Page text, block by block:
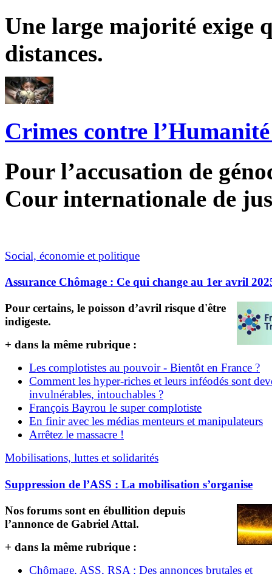
Une large majorité exige
distances.
Crimes contre
Pour l’accusation de
Cour internationale de
Social, économie et politique
Assurance Chômage : Ce qui change au 1er avril
Pour certains, le poisson d’avril risque d'être
indigeste.
+ dans la même rubrique :
Les complotistes au pouvoir - Bientôt en France ?
Comment les hyper-riches et leurs inféodés sont
invulnérables, intouchables ?
François Bayrou le super complotiste
En finir avec les médias menteurs et manipulateurs
Arrêtez le massacre !
Mobilisations, luttes et solidarités
Suppression de l’ASS : La mobilisation s’organise
Nos forums sont en ébullition depuis
l’annonce de Gabriel Attal.
+ dans la même rubrique :
Chômage, ASS, RSA : Des annonces brutales et